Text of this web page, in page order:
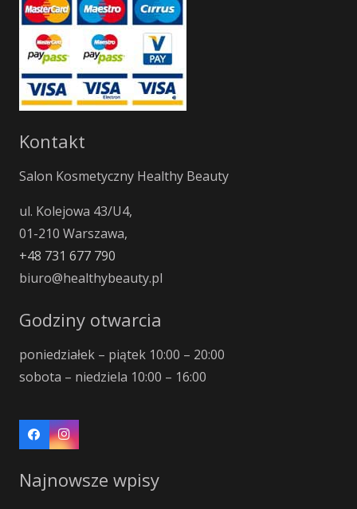
Kontakt
Salon Kosmetyczny Healthy Beauty
ul. Kolejowa 43/U4,
01-210 Warszawa,
+48 731 677 790
biuro@healthybeauty.pl
Godziny otwarcia
poniedziałek – piątek 10:00 – 20:00
sobota – niedziela 10:00 – 16:00
Najnowsze wpisy